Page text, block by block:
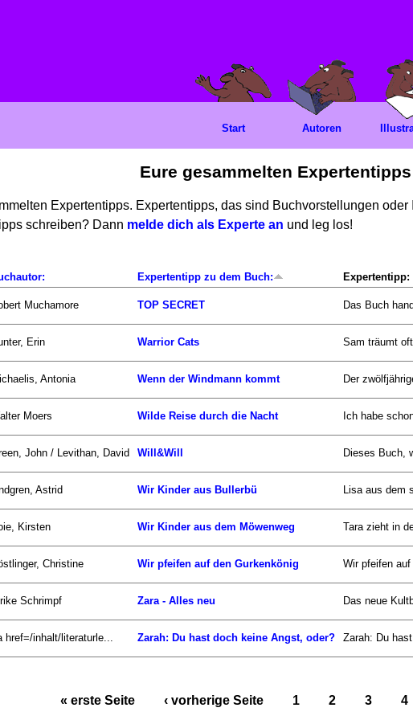
Eure gesammelten Expertentipps
Expertentipps. Expertentipps, das sind Buchvorstellungen
schreiben? Dann melde dich als Experte an und leg los!
Expertentipp zu dem Buch: Expertentipp:
Muchamore TOP SECRET Das Buch
Erin Warrior Cats Sam träumt
Antonia Wenn der Windmann kommt Der
Moers Wilde Reise durch die Nacht Ich habe
John / Levithan, David Will&Will Dieses Buch,
Astrid Wir Kinder aus Bullerbü Lisa aus dem
Kirsten Wir Kinder aus dem Möwenweg Tara zieht in
Christine Wir pfeifen auf den Gurkenkönig Wir pfeifen
Schrimpf Zara - Alles neu Das neue
href=/inhalt/literaturle... Zarah: Du hast doch keine Angst, oder? Zarah: Du
« erste Seite ‹ vorherige Seite 1 2 3 4
Start Autoren